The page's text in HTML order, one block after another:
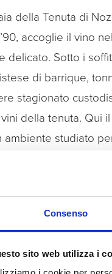
Consenso
sito web utilizza i
della Tenuta di
accoglie il vino
delicato. Sotto i
di barrique,
stagionato
della tenuta. Qui
ambiente studiato
e umidità costanti
per il
e la corretta
salone si accede
un vero
sembra essersi